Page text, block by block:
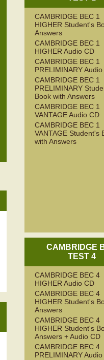
CAMBRIDGE BEC 1
HIGHER Student's
Answers
CAMBRIDGE BEC 1
HIGHER Audio CD
CAMBRIDGE BEC 1
PRELIMINARY
CAMBRIDGE BEC 1
PRELIMINARY
Book with Answers
CAMBRIDGE BEC 1
VANTAGE Audio CD
CAMBRIDGE BEC 1
VANTAGE Student's
with Answers
CAMBRIDGE
TEST 4
CAMBRIDGE BEC 4
HIGHER Audio CD
CAMBRIDGE BEC 4
HIGHER Student's
Answers
CAMBRIDGE BEC 4
HIGHER Student's
Answers + Audio CD
CAMBRIDGE BEC 4
PRELIMINARY